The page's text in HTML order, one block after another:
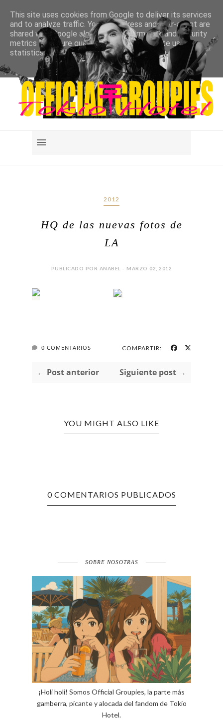
2012
HQ de las nuevas fotos de
LA
PUBLICADO POR ANABEL - MARZO 02, 2012
0 COMENTARIOS COMPARTIR:
← Post anterior Siguiente post →
YOU MIGHT ALSO LIKE
0 COMENTARIOS PUBLICADOS
SOBRE NOSOTRAS
¡Holi holi! Somos Official Groupies, la parte más
gamberra, picante y alocada del fandom de Tokio
Hotel.
This site uses cookies from Google to deliver its services
and to analyze traffic. Your IP address and user-agent are
shared with Google along with performance and security
metrics to ensure quality of service, generate usage
statistics, and to detect and address abuse.
LEARN MORE GOT IT